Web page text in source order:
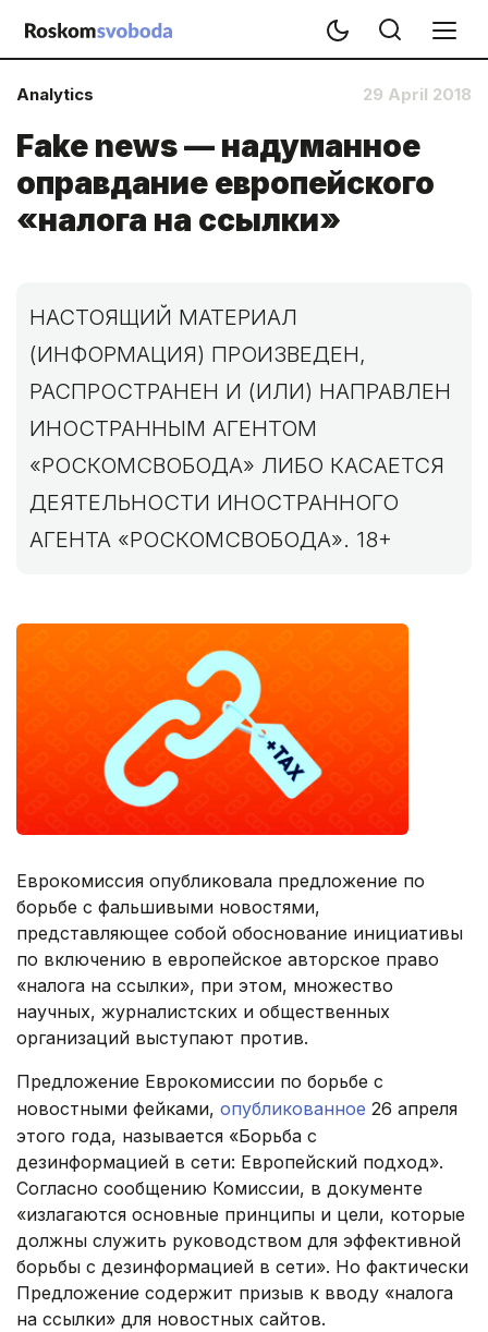
Analytics 29 April 2018
Fake news — надуманное
оправдание европейского
«налога на ссылки»
НАСТОЯЩИЙ МАТЕРИАЛ
(ИНФОРМАЦИЯ) ПРОИЗВЕДЕН,
РАСПРОСТРАНЕН И (ИЛИ) НАПРАВЛЕН
ИНОСТРАННЫМ АГЕНТОМ
«РОСКОМСВОБОДА» ЛИБО КАСАЕТСЯ
ДЕЯТЕЛЬНОСТИ ИНОСТРАННОГО
АГЕНТА «РОСКОМСВОБОДА». 18+
Еврокомиссия опубликовала предложение по
борьбе с фальшивыми новостями,
представляющее собой обоснование инициативы
по включению в европейское авторское право
«налога на ссылки», при этом, множество
научных, журналистских и общественных
организаций выступают против.
Предложение Еврокомиссии по борьбе с
новостными фейками, опубликованное 26 апреля
этого года, называется «Борьба с
дезинформацией в сети: Европейский подход».
Согласно сообщению Комиссии, в документе
«излагаются основные принципы и цели, которые
должны служить руководством для эффективной
борьбы с дезинформацией в сети». Но фактически
Предложение содержит призыв к вводу «налога
на ссылки» для новостных сайтов.